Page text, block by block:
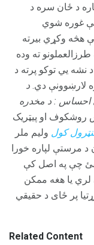
د ځان سره د
غوره شوي
هڅه وکړي بیرته
ته وده
یي توکو پرته د
لارښوونې دي. د
احساس : د مخدره
روشکوف او پیټریک
کول ولیم ملر
د مرستې لپاره خورا
چې په اصل کې
لري یا هغه ممکن
پر ځای د حقیقي
Related Content